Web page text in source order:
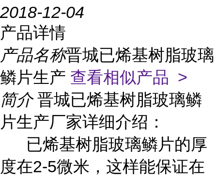
2018-12-04
产品详情
产品名称晋城已烯基树脂玻璃
鳞片生产 查看相似产品 >
简介 晋城已烯基树脂玻璃鳞
片生产厂家详细介绍：
已烯基树脂玻璃鳞片的厚
度在2-5微米，这样能保证在